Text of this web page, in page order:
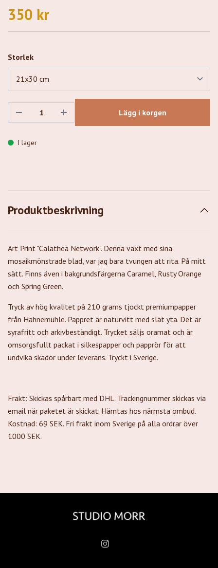
350 kr
Storlek
Lägg i korgen
I lager
Produktbeskrivning
Art Print "Calathea Network". Denna växt med sina
mosaikmönstrade blad, var jag bara tvungen att rita. På mitt
sätt. Finns även i bakgrundsfärgerna Caramel, Rusty Orange
och Spring Green.
Tryck av hög kvalitet på 210 grams tjockt premiumpapper
från Hahnemühle. Pappret är naturvitt med slät yta. Det är
syrafritt och arkivbeständigt. Trycket säljs oramat och är
omsorgsfullt packat i silkespapper och papprör för att
undvika skador under leverans. Tryckt i Sverige.
Frakt: Skickas spårbart med DHL. Trackingnummer skickas via
email när paketet är skickat. Hämtas hos närmsta ombud.
Kostnad: 69 SEK. Fri frakt inom Sverige på alla ordrar över
1000 SEK.